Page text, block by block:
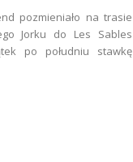
pozmieniało na trasie
Jorku do Les Sables
po południu stawkę